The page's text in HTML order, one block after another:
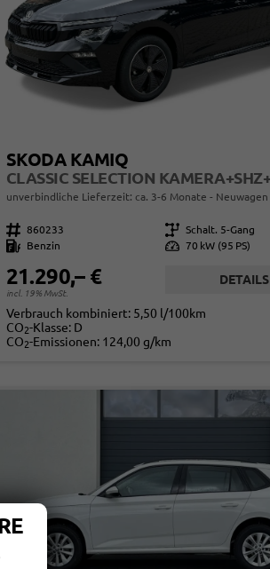
SKODA KAMIQ
unverbindliche Lieferzeit: ca. 3-6 Monate Neuwagen
Fahrzeugnr. 860233 Getriebe Schalt. 5-Gang
Kraftstoff
Benzin Leistung 70 kW (95 PS)
21.290,– €
incl. 19% MwSt.
DETAILS
Verbrauch kombiniert: 5,50 l/100km
CO2-Klasse: D
CO2-Emissionen: 124,00 g/km